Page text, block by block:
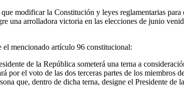
modificar la Constitución y leyes reglamentarias
una arrolladora victoria en las elecciones de junio
el mencionado artículo 96 constitucional:
de la República someterá una terna a
por el voto de las dos terceras partes de los miembros
que, dentro de dicha terna, designe el Presidente de